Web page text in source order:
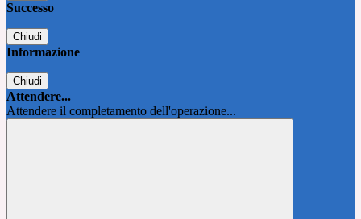
Successo
Chiudi
Informazione
Chiudi
Attendere...
Attendere il completamento dell'operazione...